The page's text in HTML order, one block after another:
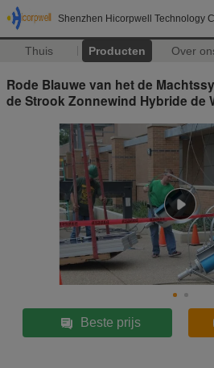
Shenzhen Hicorpwell Technology
Thuis Producten Over
Rode Blauwe van het de
de Strook Zonnewind Hybride de
Beste prijs